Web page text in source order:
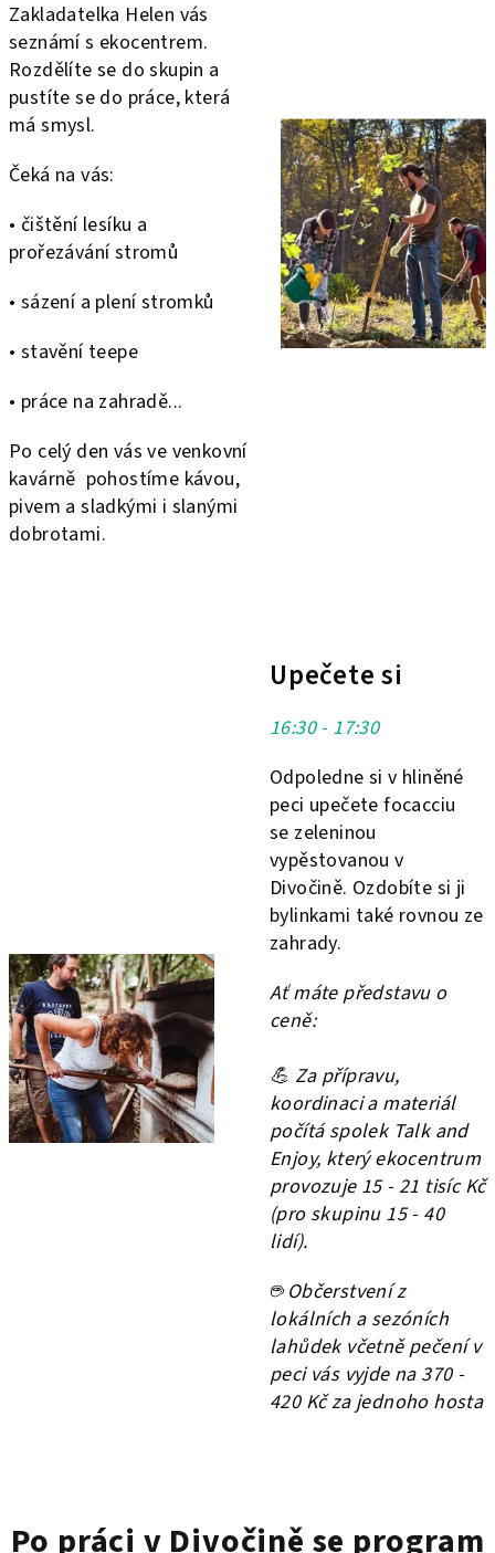
Zakladatelka Helen vás
seznámí s ekocentrem.
Rozdělíte se do skupin a
pustíte se do práce, která
má smysl.
Čeká na vás:
• čištění lesíku a
prořezávání stromů
• sázení a plení stromků
• stavění teepe
• práce na zahradě...
Po celý den vás ve venkovní
kavárně pohostíme kávou,
pivem a sladkými i slanými
dobrotami.
Upečete si
16:30 - 17:30
Odpoledne si v hliněné
peci upečete focacciu
se zeleninou
vypěstovanou v
Divočině. Ozdobíte si ji
bylinkami také rovnou ze
zahrady.
Ať máte představu o
ceně:
💪 Za přípravu,
koordinaci a materiál
počítá spolek Talk and
Enjoy, který ekocentrum
provozuje 15 - 21 tisíc Kč
(pro skupinu 15 - 40
lidí).
☕️ Občerstvení z
lokálních a sezóních
lahůdek včetně pečení v
peci vás vyjde na 370 -
420 Kč za jednoho hosta
Po práci v Divočině se program